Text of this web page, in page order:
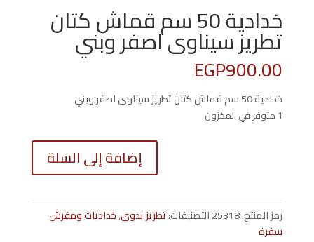
خدادية 50 سم قماش كتان
تطريز سيناوى اصفر وبني
EGP900.00
خدادية 50 سم قماش كتان تطريز سيناوى اصفر وبني
1 متوفر في المخزون
كمية
50
إضافة إلى السلة
رمز المنتج:25318التصنيفات:تطريز يدوى,خداديات ومفرش
سفرة